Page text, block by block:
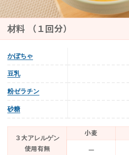
材料 （１回分）
かぼちゃ
豆乳
粉ゼラチン
砂糖
３大アレルゲン
使用有無
小麦
ー